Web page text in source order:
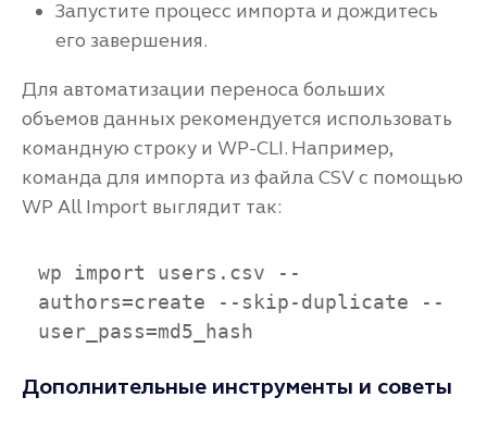
Запустите процесс импорта и дождитесь
его завершения.
Для автоматизации переноса больших
объемов данных рекомендуется использовать
командную строку и WP-CLI. Например,
команда для импорта из файла CSV с помощью
WP All Import выглядит так:
wp import users.csv --
authors=create --skip-duplicate --
user_pass=md5_hash
Дополнительные инструменты и советы